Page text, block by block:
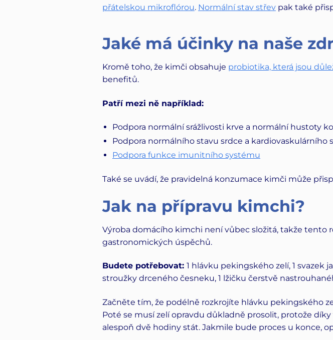
přátelskou mikroflórou. Normální stav střev pak také
Jaké má účinky na naše
Kromě toho, že kimči obsahuje probiotika, která jsou
benefitů.
Patří mezi ně například:
Podpora normální srážlivosti krve a normální hustoty
Podpora normálního stavu srdce a kardiovaskulárního
Podpora funkce imunitního systému
Také se uvádí, že pravidelná konzumace kimči může
Jak na přípravu kimchi?
Výroba domácího kimchi není vůbec složitá, takže tento
gastronomických úspěchů.
Budete potřebovat: 1 hlávku pekingského zelí, 1 svazek
stroužky drceného česneku, 1 lžičku čerstvě
Začněte tím, že podélně rozkrojíte hlávku pekingského
Poté se musí zelí opravdu důkladně prosolit, protože
alespoň dvě hodiny stát. Jakmile bude proces u konce,